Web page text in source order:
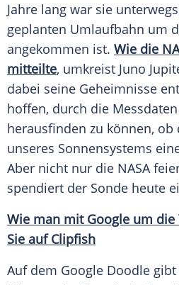
Jahre lang war sie
geplanten Umlaufbahn um
angekommen ist. Wie die
mitteilte, umkreist Juno
dabei seine Geheimnisse
hoffen, durch die Messdaten
herausfinden zu können, ob
unseres Sonnensystems
Aber nicht nur die NASA
spendiert der Sonde heute
Wie man mit Google um die
Sie auf Clipfish
Auf dem Google Doodle